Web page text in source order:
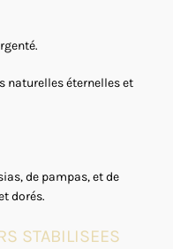
naturelles éternelles et
de pampas, et de
dorés.
STABILISEES